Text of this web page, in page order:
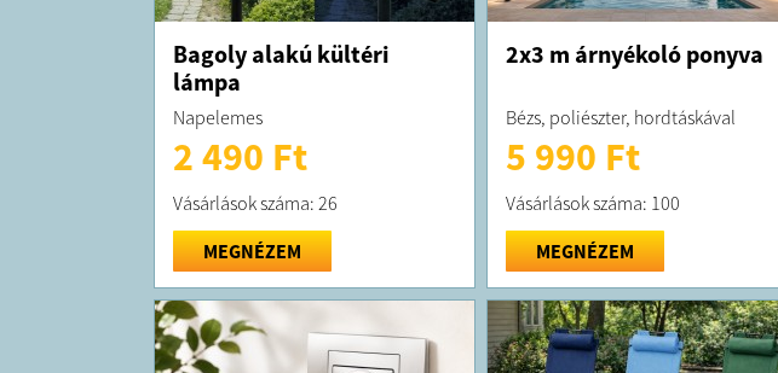
Bagoly alakú kültéri
lámpa
Napelemes
2 490 Ft
Vásárlások száma: 26
MEGNÉZEM
2x3 m árnyékoló ponyva
Bézs, poliészter, hordtáskával
5 990 Ft
Vásárlások száma: 100
MEGNÉZEM